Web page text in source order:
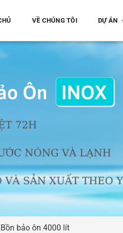
VỀ CHÚNG TÔI DỰ ÁN
Bồn bảo ôn 4000 lít